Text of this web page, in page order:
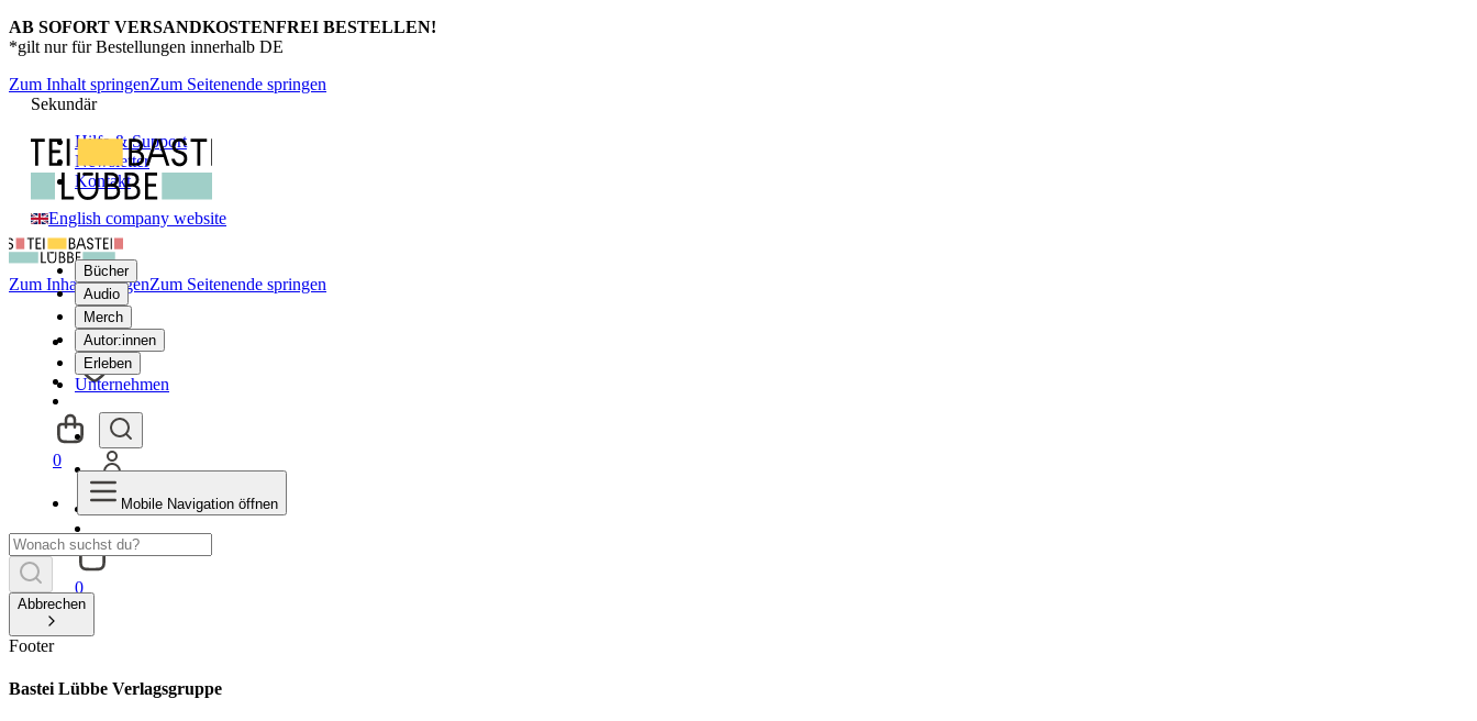
AB SOFORT VERSANDKOSTENFREI BESTELLEN!
*gilt nur für Bestellungen innerhalb DE
Zum Inhalt springenZum Seitenende springen
Sekundär
Hilfe & Support
Newsletter
Kontakt
English company website
Bücher
Audio
Merch
Autor:innen
Erleben
Unternehmen
0
Zum Inhalt springenZum Seitenende springen
0
Mobile Navigation öffnen
Abbrechen
Footer
Bastei Lübbe Verlagsgruppe